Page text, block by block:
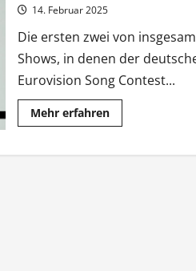
14. Februar 2025
Die ersten zwei von
Shows, in denen der
Eurovision Song Contest...
Mehr erfahrenMehr
Informationen
ESC